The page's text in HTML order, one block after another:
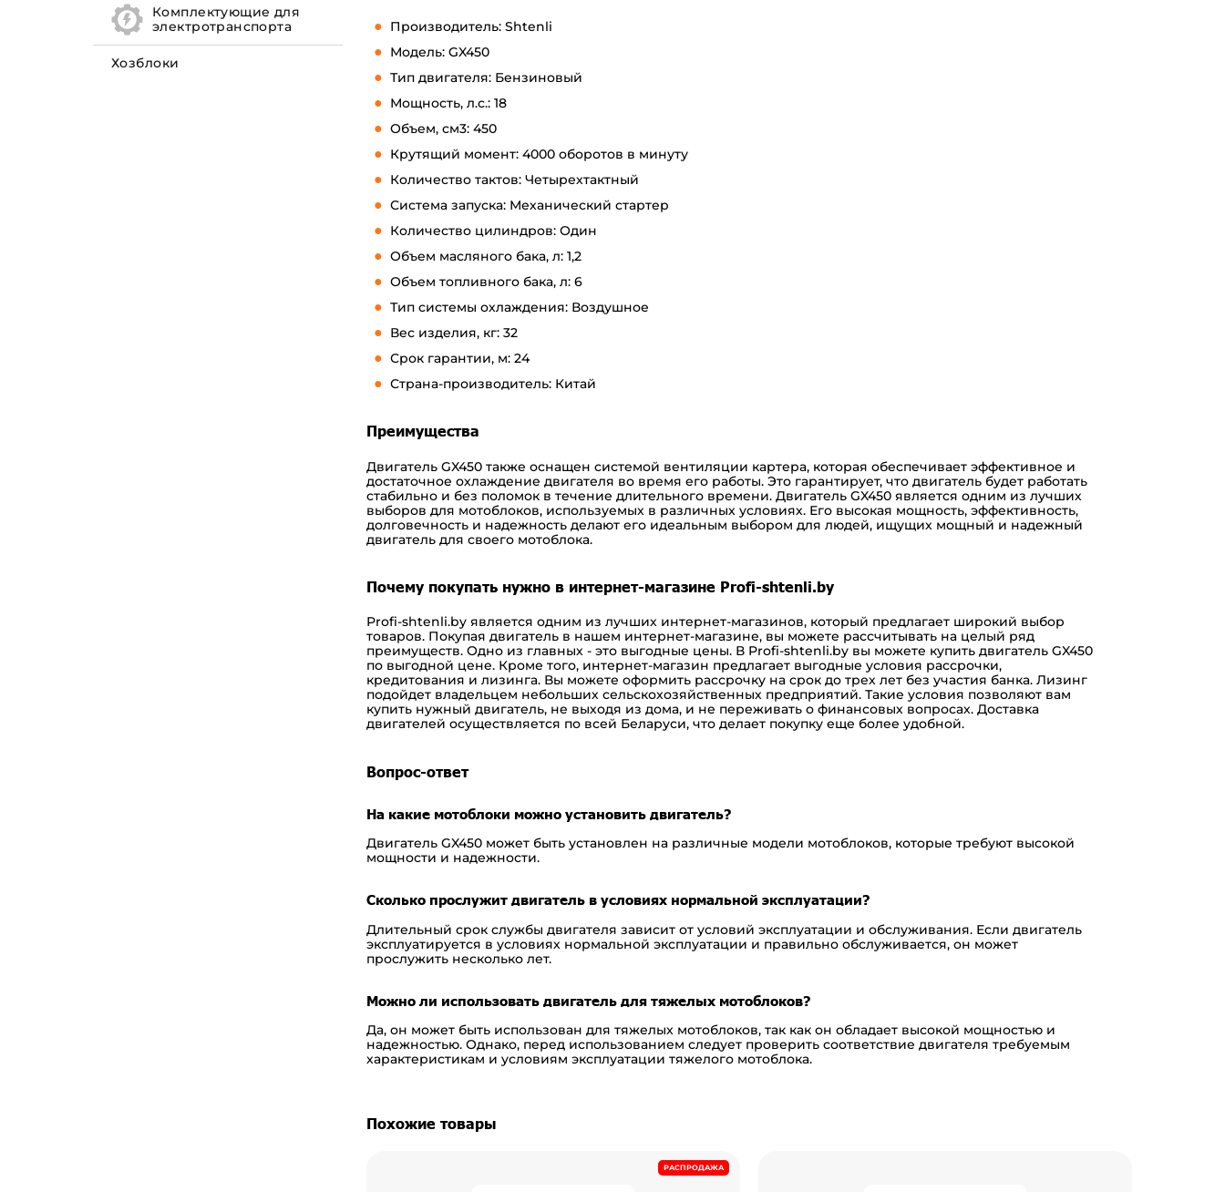
Комплектующие для
электротранспорта
Хозблоки
Производитель: Shtenli
Модель: GX450
Тип двигателя: Бензиновый
Мощность, л.с.: 18
Объем, см3: 450
Крутящий момент: 4000 оборотов в минуту
Количество тактов: Четырехтактный
Система запуска: Механический стартер
Количество цилиндров: Один
Объем масляного бака, л: 1,2
Объем топливного бака, л: 6
Тип системы охлаждения: Воздушное
Вес изделия, кг: 32
Срок гарантии, м: 24
Страна-производитель: Китай
Преимущества
Двигатель GX450 также оснащен системой вентиляции картера, которая обеспечивает эффективное и
достаточное охлаждение двигателя во время его работы. Это гарантирует, что двигатель будет работать
стабильно и без поломок в течение длительного времени. Двигатель GX450 является одним из лучших
выборов для мотоблоков, используемых в различных условиях. Его высокая мощность, эффективность,
долговечность и надежность делают его идеальным выбором для людей, ищущих мощный и надежный
двигатель для своего мотоблока.
Почему покупать нужно в интернет-магазине Profi-shtenli.by
Profi-shtenli.by является одним из лучших интернет-магазинов, который предлагает широкий выбор
товаров. Покупая двигатель в нашем интернет-магазине, вы можете рассчитывать на целый ряд
преимуществ. Одно из главных - это выгодные цены. В Profi-shtenli.by вы можете купить двигатель GX450
по выгодной цене. Кроме того, интернет-магазин предлагает выгодные условия рассрочки,
кредитования и лизинга. Вы можете оформить рассрочку на срок до трех лет без участия банка. Лизинг
подойдет владельцем небольших сельскохозяйственных предприятий. Такие условия позволяют вам
купить нужный двигатель, не выходя из дома, и не переживать о финансовых вопросах. Доставка
двигателей осуществляется по всей Беларуси, что делает покупку еще более удобной.
Вопрос-ответ
На какие мотоблоки можно установить двигатель?
Двигатель GX450 может быть установлен на различные модели мотоблоков, которые требуют высокой
мощности и надежности.
Сколько прослужит двигатель в условиях нормальной эксплуатации?
Длительный срок службы двигателя зависит от условий эксплуатации и обслуживания. Если двигатель
эксплуатируется в условиях нормальной эксплуатации и правильно обслуживается, он может
прослужить несколько лет.
Можно ли использовать двигатель для тяжелых мотоблоков?
Да, он может быть использован для тяжелых мотоблоков, так как он обладает высокой мощностью и
надежностью. Однако, перед использованием следует проверить соответствие двигателя требуемым
характеристикам и условиям эксплуатации тяжелого мотоблока.
Похожие товары
РАСПРОДАЖА